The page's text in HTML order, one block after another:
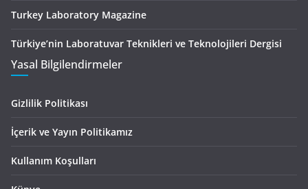
Turkey Laboratory Magazine
Türkiye’nin Laboratuvar Teknikleri ve Teknolojileri Dergisi
Yasal Bilgilendirmeler
Gizlilik Politikası
İçerik ve Yayın Politikamız
Kullanım Koşulları